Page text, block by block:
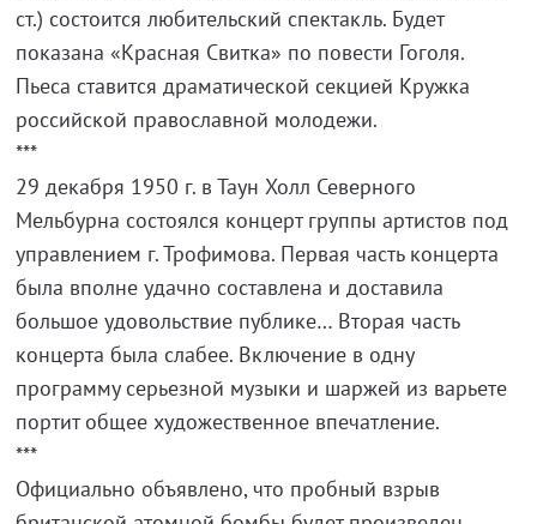
ст.) состоится любительский спектакль. Будет
показана «Красная Свитка» по повести Гоголя.
Пьеса ставится драматической секцией Кружка
российской православной молодежи.
***
29 декабря 1950 г. в Таун Холл Северного
Мельбурна состоялся концерт группы артистов под
управлением г. Трофимова. Первая часть концерта
была вполне удачно составлена и доставила
большое удовольствие публике… Вторая часть
концерта была слабее. Включение в одну
программу серьезной музыки и шаржей из варьете
портит общее художественное впечатление.
***
Официально объявлено, что пробный взрыв